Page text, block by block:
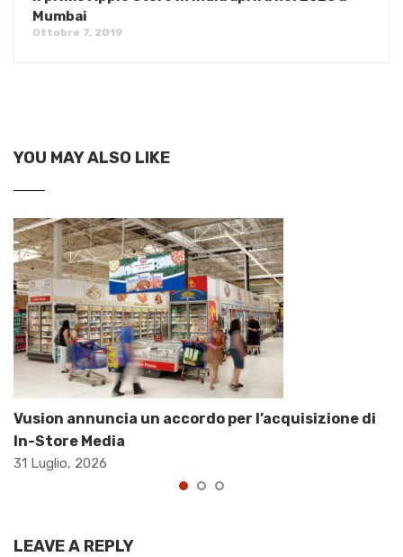
Mumbai
Ottobre 7, 2019
YOU MAY ALSO LIKE
Vusion annuncia un accordo per l’acquisizione di
In-Store Media
31 Luglio, 2026
LEAVE A REPLY